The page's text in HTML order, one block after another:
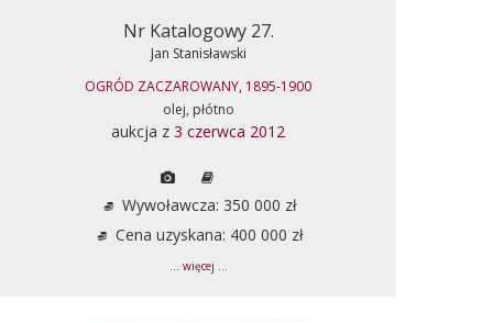
Nr Katalogowy 27.
Jan Stanisławski
OGRÓD ZACZAROWANY, 1895-1900
olej, płótno
aukcja z 3 czerwca 2012
Wywoławcza: 350 000 zł
Cena uzyskana: 400 000 zł
... więcej ...